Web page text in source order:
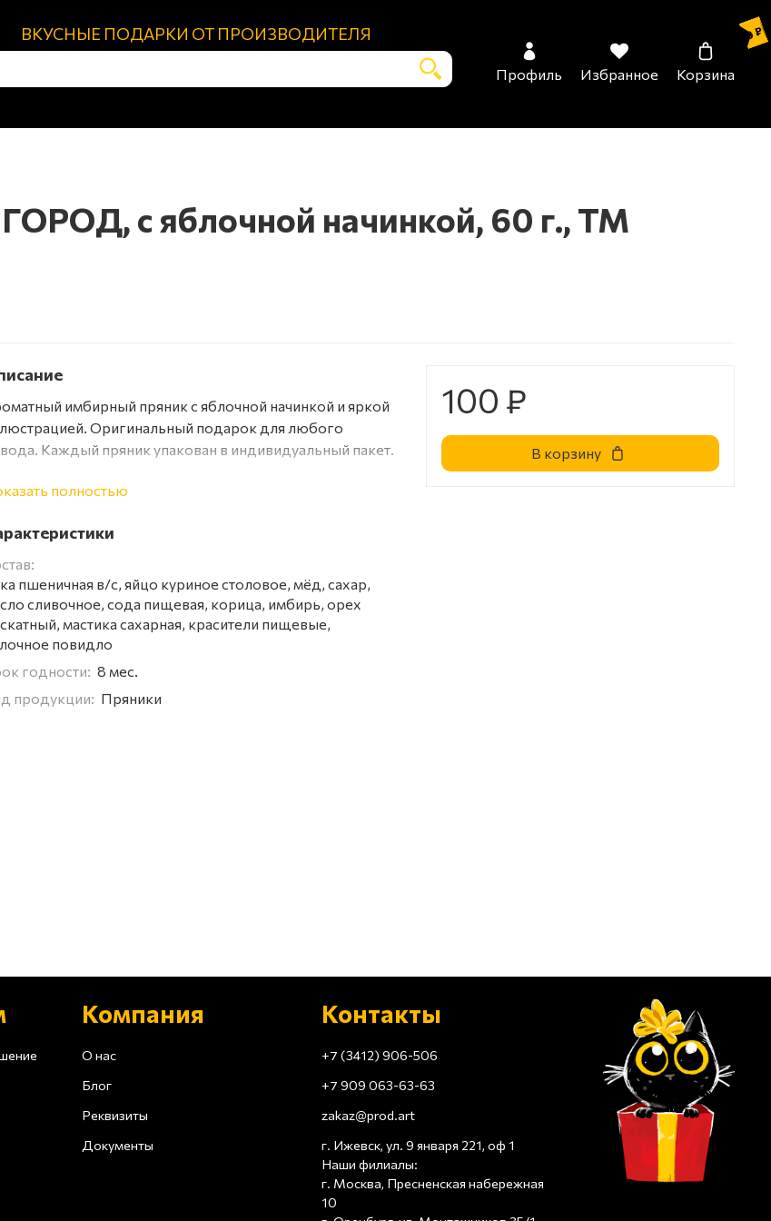
ВКУСНЫЕ ПОДАРКИ ОТ ПРОИЗВОДИТЕЛЯ
Профиль Избранное
0 ₽
Корзина
с яблочной начинкой, 60 г., TM
имбирный пряник с яблочной начинкой и яркой
Оригинальный подарок для любого
Каждый пряник упакован в индивидуальный пакет.
ароматные имбирные пряники не содержат
как в старину. Расписной пряник станет
полностью
пшеничная в/с, яйцо куриное столовое, мёд, сахар,
сливочное, сода пищевая, корица, имбирь, орех
мастика сахарная, красители пищевые,
повидло
годности: 8 мес.
продукции: Пряники
100 ₽
В корзину
Компания
О нас
Блог
Реквизиты
Документы
Контакты
+7 (3412) 906-506
+7 909 063-63-63
zakaz@prod.art
г. Ижевск, ул. 9 января 221, оф 1
Наши филиалы:
г. Москва, Пресненская набережная
10